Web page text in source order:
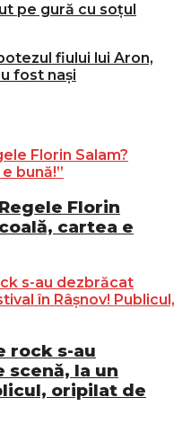
pe gură cu soțul
fiului lui Aron,
fost nași
Florin
cartea e
rock s-au
scenă, la un
oripilat de